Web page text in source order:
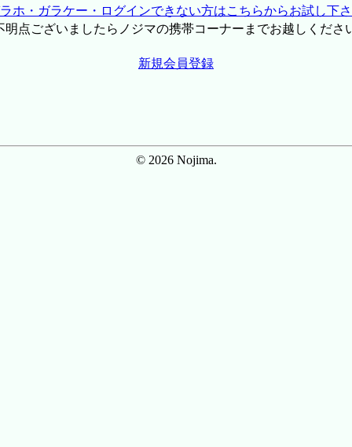
ホ・ガラケー・ログインできない方はこちらからお試し下
点ございましたらノジマの携帯コーナーまでお越しくださ
新規会員登録
© 2026 Nojima.